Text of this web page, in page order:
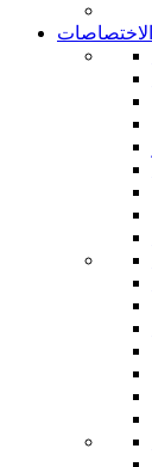
الاختصاصات